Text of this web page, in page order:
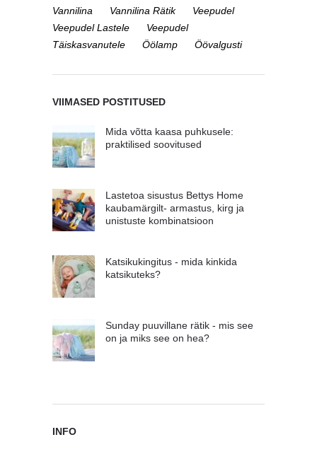
Vannilina
Vannilina Rätik
Veepudel
Veepudel Lastele
Veepudel
Täiskasvanutele
Öölamp Öövalgusti
VIIMASED POSTITUSED
Mida võtta kaasa puhkusele:
praktilised soovitused
Lastetoa sisustus Bettys Home
kaubamärgilt- armastus, kirg ja
unistuste kombinatsioon
Katsikukingitus - mida kinkida
katsikuteks?
Sunday puuvillane rätik - mis see
on ja miks see on hea?
INFO